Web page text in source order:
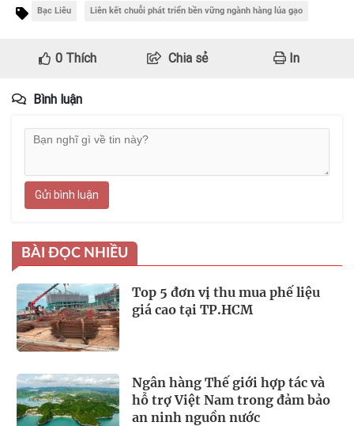
Bạc Liêu Liên kết chuỗi phát triển bền vững ngành hàng lúa gạo
0Thích Chia sẻ In
Bình luận
Gửi bình luận
BÀI ĐỌC NHIỀU
Top 5 đơn vị thu mua phế liệu
giá cao tại TP.HCM
Ngân hàng Thế giới hợp tác và
hỗ trợ Việt Nam trong đảm bảo
an ninh nguồn nước